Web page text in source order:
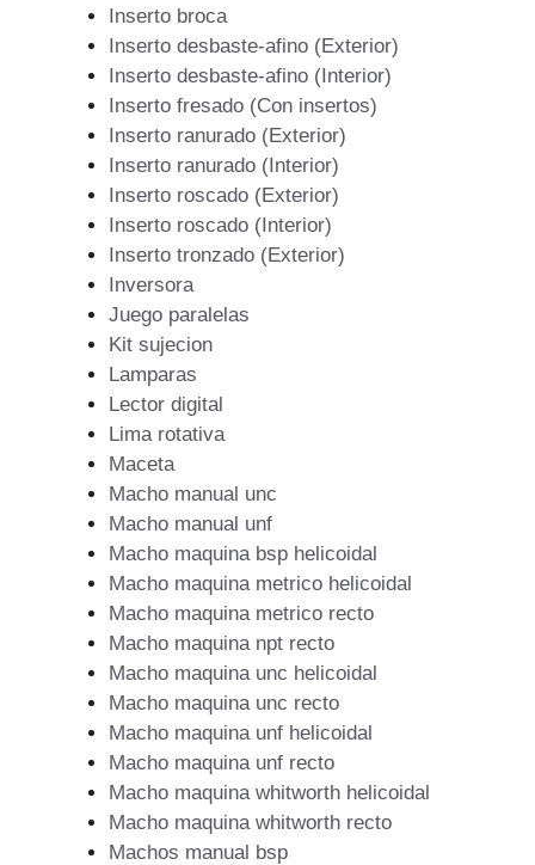
Inserto broca
Inserto desbaste-afino (Exterior)
Inserto desbaste-afino (Interior)
Inserto fresado (Con insertos)
Inserto ranurado (Exterior)
Inserto ranurado (Interior)
Inserto roscado (Exterior)
Inserto roscado (Interior)
Inserto tronzado (Exterior)
Inversora
Juego paralelas
Kit sujecion
Lamparas
Lector digital
Lima rotativa
Maceta
Macho manual unc
Macho manual unf
Macho maquina bsp helicoidal
Macho maquina metrico helicoidal
Macho maquina metrico recto
Macho maquina npt recto
Macho maquina unc helicoidal
Macho maquina unc recto
Macho maquina unf helicoidal
Macho maquina unf recto
Macho maquina whitworth helicoidal
Macho maquina whitworth recto
Machos manual bsp